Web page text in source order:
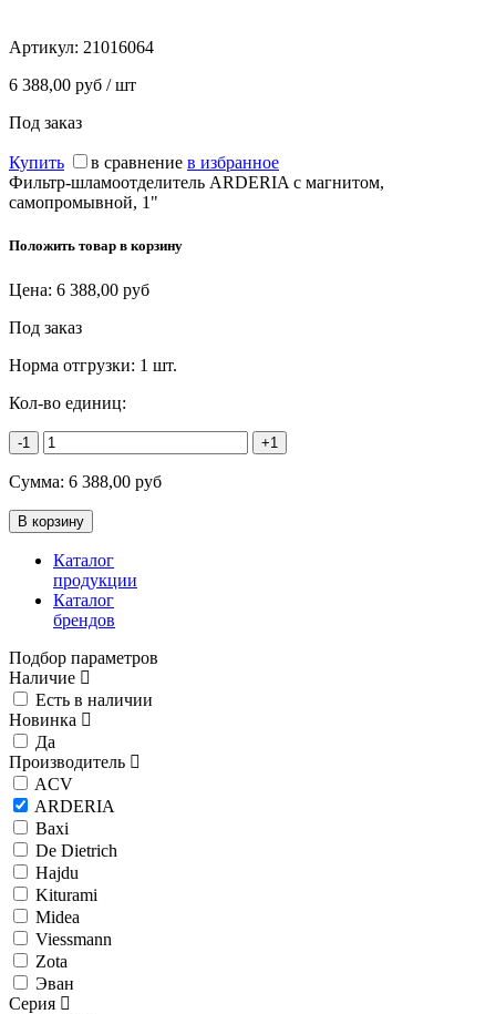
Артикул: 21016064
6 388,00 руб / шт
Под заказ
Купить в сравнение в избранное
Фильтр-шламоотделитель ARDERIA с магнитом,
самопромывной, 1"
Положить товар в корзину
Цена: 6 388,00 руб
Под заказ
Норма отгрузки: 1 шт.
Кол-во единиц:
-1 +1
Сумма: 6 388,00 руб
Каталог
продукции
Каталог
брендов
Подбор параметров
Наличие
Есть в наличии
Новинка
Да
Производитель
ACV
ARDERIA
Baxi
De Dietrich
Hajdu
Kiturami
Midea
Viessmann
Zota
Эван
Серия